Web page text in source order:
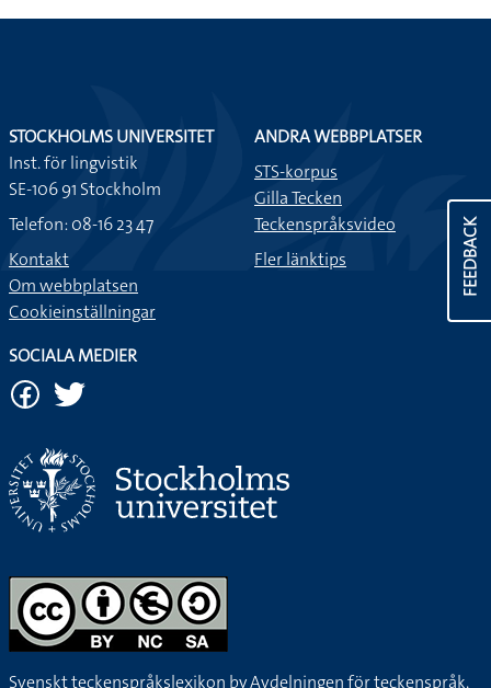
FEEDBACK
STOCKHOLMS UNIVERSITET
Inst. för lingvistik
SE-106 91 Stockholm
Telefon: 08-16 23 47
Kontakt
Om webbplatsen
Cookieinställningar
ANDRA WEBBPLATSER
STS-korpus
Gilla Tecken
Teckenspråksvideo
Fler länktips
SOCIALA MEDIER
Svenskt teckenspråkslexikon byAvdelningen för teckenspråk,